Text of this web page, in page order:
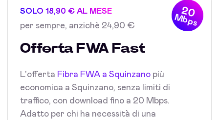
20
Mbps
SOLO 18,90 € AL MESE
per sempre, anzichè 24,90 €
Offerta FWA Fast
L'offerta Fibra FWA a Squinzano più
economica a Squinzano, senza limiti di
traffico, con download fino a 20 Mbps.
Adatto per chi ha necessità di una